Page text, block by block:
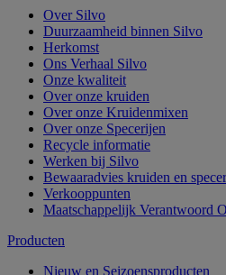
Over Silvo
Duurzaamheid binnen Silvo
Herkomst
Ons Verhaal Silvo
Onze kwaliteit
Over onze kruiden
Over onze Kruidenmixen
Over onze Specerijen
Recycle informatie
Werken bij Silvo
Bewaaradvies kruiden en
Verkooppunten
Maatschappelijk Verantwoord
Producten
Nieuw en Seizoensproducten